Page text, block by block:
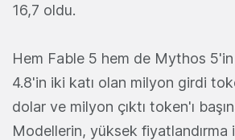
16,7 oldu.
Hem Fable 5 hem de Mythos 5'in
4.8'in iki katı olan milyon girdi
dolar ve milyon çıktı token'ı
Modellerin, yüksek fiyatlandırma